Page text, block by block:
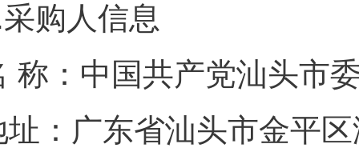
采购人信息
称：中国共产党汕头市
址：广东省汕头市金平